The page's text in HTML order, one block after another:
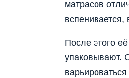
матрасов
вспенивается,
После этого
упаковывают.